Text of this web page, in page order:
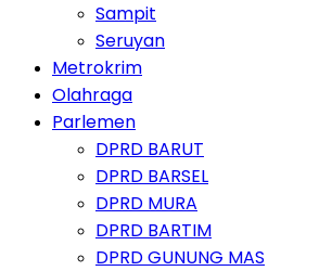
Sampit
Seruyan
Metrokrim
Olahraga
Parlemen
DPRD BARUT
DPRD BARSEL
DPRD MURA
DPRD BARTIM
DPRD GUNUNG MAS